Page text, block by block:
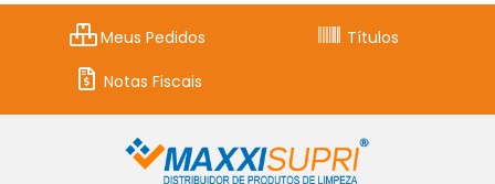
Meus Pedidos
Títulos
Notas Fiscais